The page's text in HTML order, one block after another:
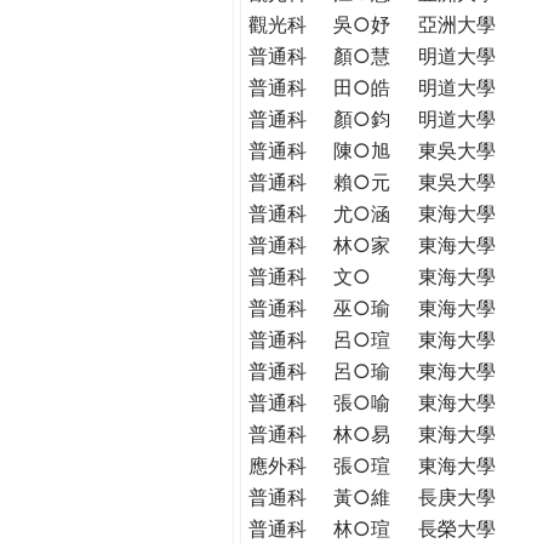
觀光科
吳○妤
亞洲大學
普通科
顏○慧
明道大學
普通科
田○皓
明道大學
普通科
顏○鈞
明道大學
普通科
陳○旭
東吳大學
普通科
賴○元
東吳大學
普通科
尤○涵
東海大學
普通科
林○家
東海大學
普通科
文○
東海大學
普通科
巫○瑜
東海大學
普通科
呂○瑄
東海大學
普通科
呂○瑜
東海大學
普通科
張○喻
東海大學
普通科
林○易
東海大學
應外科
張○瑄
東海大學
普通科
黃○維
長庚大學
普通科
林○瑄 長榮大學